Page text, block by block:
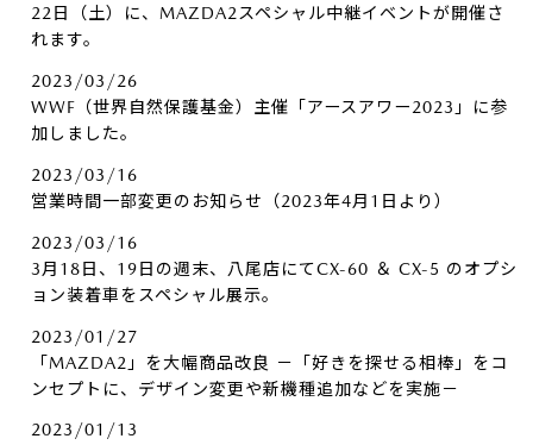
22日（土）に、MAZDA2スペシャル中継イベントが開催さ
れます。
2023/03/26
WWF（世界自然保護基金）主催「アースアワー2023」に参
加しました。
2023/03/16
営業時間一部変更のお知らせ（2023年4月1日より）
2023/03/16
3月18日、19日の週末、八尾店にてCX-60 ＆ CX-5 のオプシ
ョン装着車をスペシャル展示。
2023/01/27
「MAZDA2」を大幅商品改良 －「好きを探せる相棒」をコ
ンセプトに、デザイン変更や新機種追加などを実施－
2023/01/13